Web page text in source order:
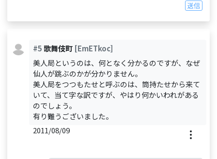
送信
#5歌舞伎町 [EmETkoc]
美人局というのは、何となく分かるのですが、なぜ
仙人が跳ぶのかが分かりません。
美人局をつつもたせと呼ぶのは、筒持たせから来て
いて、当て字な訳ですが、やはり何かいわれがある
のでしょう。
有り難うございました。
2011/08/09